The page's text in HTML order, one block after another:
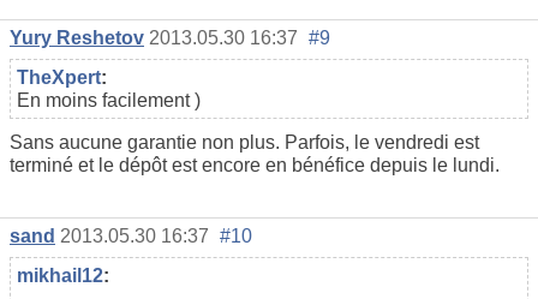
Yury Reshetov 2013.05.30 16:37 #9
TheXpert:
En moins facilement )
Sans aucune garantie non plus. Parfois, le vendredi est
terminé et le dépôt est encore en bénéfice depuis le lundi.
sand 2013.05.30 16:37 #10
mikhail12: